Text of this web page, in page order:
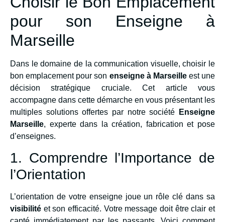
pour son Enseigne à
Marseille
Dans le domaine de la communication visuelle, choisir le
bon emplacement pour son enseigne à Marseilleest une
décision stratégique cruciale. Cet article vous
accompagne dans cette démarche en vous présentant les
multiples solutions offertes par notre société
Enseigne
Marseille, experte dans la création, fabrication et pose
d’enseignes.
1. Comprendre l’Importance de
l’Orientation
L’orientation de votre enseigne joue un rôle clé dans sa
visibilité et son efficacité. Votre message doit être clair et